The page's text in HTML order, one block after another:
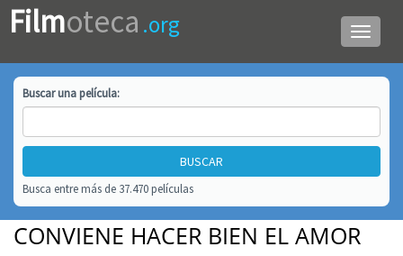
Menú
de
Filmoteca .org
Buscar unapelícula:
Busca entre más de 37.470 películas
CONVIENE HACER BIEN EL AMOR